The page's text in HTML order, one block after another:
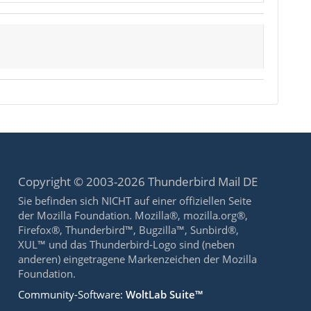
Copyright © 2003-2026 Thunderbird Mail DE
Sie befinden sich NICHT auf einer offiziellen Seite
der Mozilla Foundation. Mozilla®, mozilla.org®,
Firefox®, Thunderbird™, Bugzilla™, Sunbird®,
XUL™ und das Thunderbird-Logo sind (neben
anderen) eingetragene Markenzeichen der Mozilla
Foundation.
Community-Software:WoltLab Suite™